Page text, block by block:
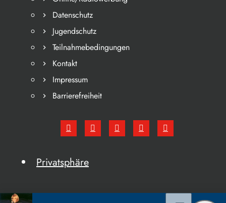
Datenschutz
Jugendschutz
Teilnahmebedingungen
Kontakt
Impressum
Barrierefreiheit
Privatsphäre